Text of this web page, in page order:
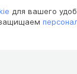
для вашего